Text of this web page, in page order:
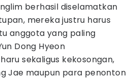
berhasil diselamatkan
mereka justru harus
anggota yang paling
Dong Hyeon
sekaligus kekosongan,
Jae maupun para penonton